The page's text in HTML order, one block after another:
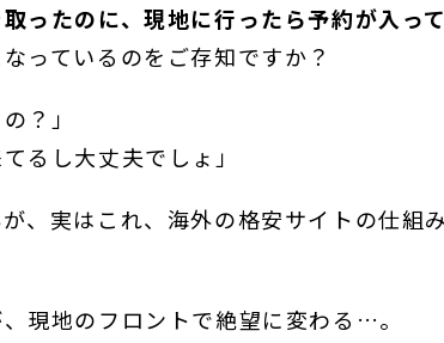
ったのに、現地に行ったら予約が入っ
っているのをご存知ですか？
？」
るし大丈夫でしょ」
、実はこれ、海外の格安サイトの仕組
現地のフロントで絶望に変わる…。